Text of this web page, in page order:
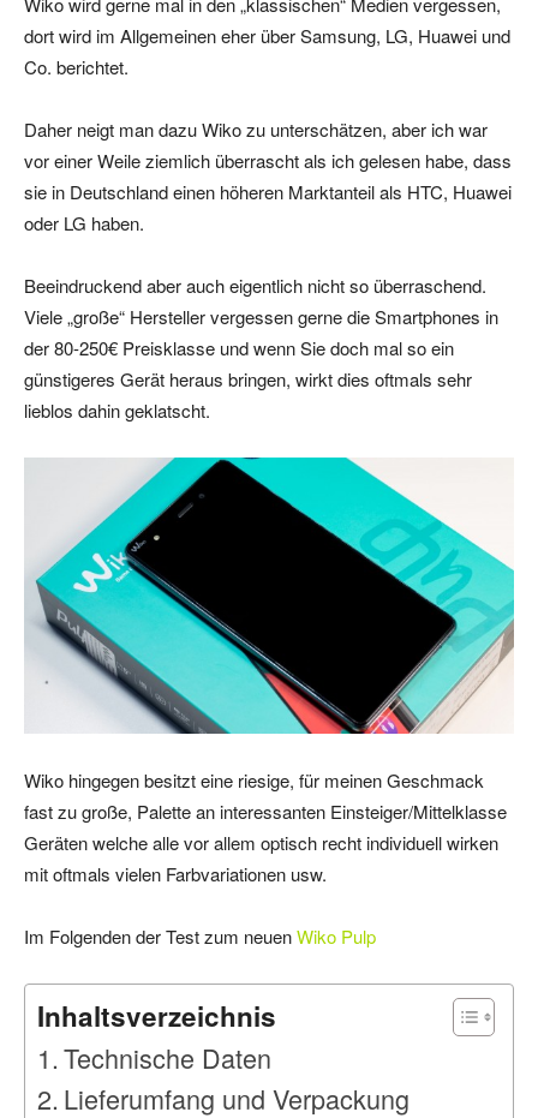
dort wird im Allgemeinen eher über Samsung, LG, Huawei und
Co. berichtet.
Daher neigt man dazu Wiko zu unterschätzen, aber ich war
vor einer Weile ziemlich überrascht als ich gelesen habe, dass
sie in Deutschland einen höheren Marktanteil als HTC, Huawei
oder LG haben.
Beeindruckend aber auch eigentlich nicht so überraschend.
Viele „große“ Hersteller vergessen gerne die Smartphones in
der 80-250€ Preisklasse und wenn Sie doch mal so ein
günstigeres Gerät heraus bringen, wirkt dies oftmals sehr
lieblos dahin geklatscht.
Wiko hingegen besitzt eine riesige, für meinen Geschmack
fast zu große, Palette an interessanten Einsteiger/Mittelklasse
Geräten welche alle vor allem optisch recht individuell wirken
mit oftmals vielen Farbvariationen usw.
Im Folgenden der Test zum neuenWiko Pulp
Inhaltsverzeichnis
Technische Daten
Lieferumfang und Verpackung